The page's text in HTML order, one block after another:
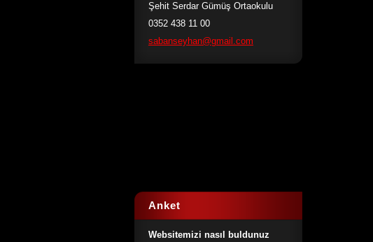
Şehit Serdar Gümüş Ortaokulu
0352 438 11 00
sabanseyhan@gmai l.com
Anket
Websitemizi nasıl buldunuz